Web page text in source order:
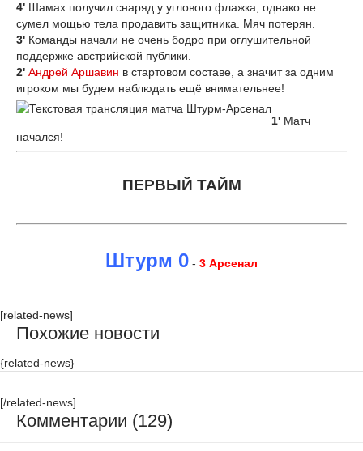
4' Шамах получил снаряд у углового флажка, однако не
сумел мощью тела продавить защитника. Мяч потерян.
3' Команды начали не очень бодро при оглушительной
поддержке австрийской публики.
2' Андрей Аршавин в стартовом составе, а значит за одним
игроком мы будем наблюдать ещё внимательнее!
1' Матч
начался!
ПЕРВЫЙ ТАЙМ
Штурм 0 - 3 Арсенал
[related-news]
Похожие новости
{related-news}
[/related-news]
Комментарии (129)